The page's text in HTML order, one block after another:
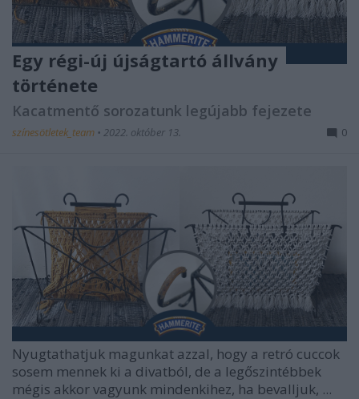
Egy régi-új újságtartó állvány
története
Kacatmentő sorozatunk legújabb fejezete
színesötletek_team • 2022. október 13. 0
Nyugtathatjuk magunkat azzal, hogy a retró cuccok
sosem mennek ki a divatból, de a legőszintébbek
mégis akkor vagyunk mindenkihez, ha bevalljuk, ...